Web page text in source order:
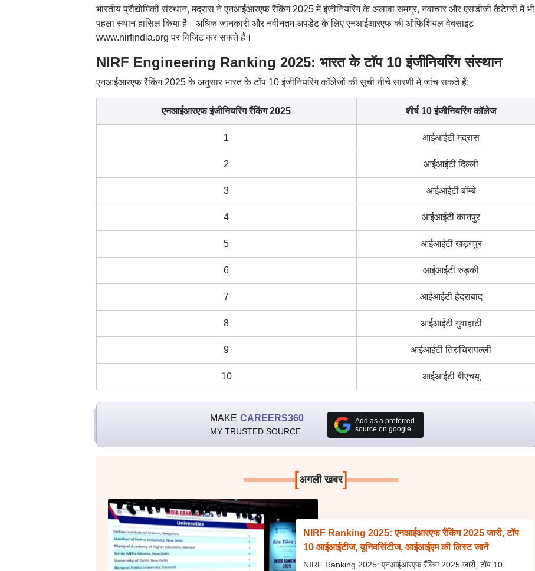
भारतीय प्रौद्योगिकी संस्थान, मद्रास ने एनआईआरएफ रैंकिंग 2025 में इंजीनियरिंग के अलावा समग्र, नवाचार और एसडीजी कैटेगरी में भी
पहला स्थान हासिल किया है। अधिक जानकारी और नवीनतम अपडेट के लिए एनआईआरएफ की ऑफिशियल वेबसाइट
www.nirfindia.org पर विजिट कर सकते हैं।
NIRF Engineering Ranking 2025: भारत के टॉप 10 इंजीनियरिंग संस्थान
एनआईआरएफ रैंकिंग 2025 के अनुसार भारत के टॉप 10 इंजीनियरिंग कॉलेजों की सूची नीचे सारणी में जांच सकते हैं:
एनआईआरएफ इंजीनियरिंग रैंकिंग 2025 शीर्ष 10 इंजीनियरिंग कॉलेज
1 आईआईटी मद्रास
2 आईआईटी दिल्ली
3 आईआईटी बॉम्बे
4 आईआईटी कानपुर
5 आईआईटी खड़गपुर
6 आईआईटी रुड़की
7 आईआईटी हैदराबाद
8 आईआईटी गुवाहाटी
9 आईआईटी तिरुचिरापल्ली
10 आईआईटी बीएचयू
MAKE CAREERS360
MY TRUSTED SOURCE
Add as a preferred
source on google
[अगली खबर]
NIRF Ranking 2025: एनआईआरएफ रैंकिंग 2025 जारी, टॉप
10 आईआईटीज, यूनिवर्सिटीज, आईआईएम की लिस्ट जानें
NIRF Ranking 2025: एनआईआरएफ रैंकिंग 2025 जारी, टॉप 10